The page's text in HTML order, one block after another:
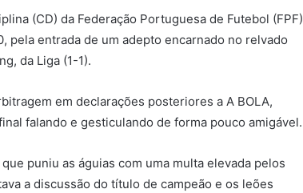
(CD) da Federação Portuguesa de Futebol (FPF)
pela entrada de um adepto encarnado no relvado
da Liga (1-1).
em declarações posteriores a A BOLA,
falando e gesticulando de forma pouco amigável.
puniu as águias com uma multa elevada pelos
a discussão do título de campeão e os leões